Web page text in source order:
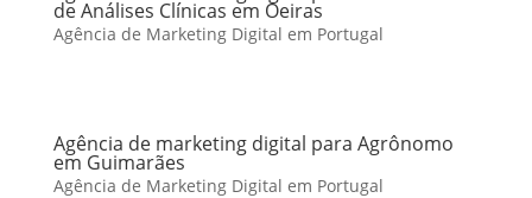
de Análises Clínicas em Oeiras
Agência de Marketing Digital em Portugal
Agência de marketing digital para Agrônomo
em Guimarães
Agência de Marketing Digital em Portugal